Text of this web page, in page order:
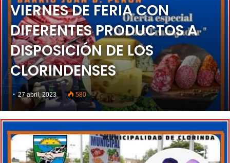
VIERNES DE FERIA CON
DIFERENTES PRODUCTOS A
DISPOSICIÓN DE LOS
CLORINDENSES
27 abril, 2023 580